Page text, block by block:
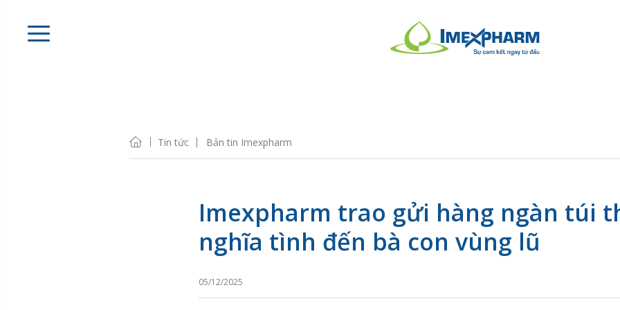
Tin tức Bản tin Imexpharm
Imexpharm trao gửi hàng ngàn túi
nghĩa tình đến bà con vùng lũ
05/12/2025